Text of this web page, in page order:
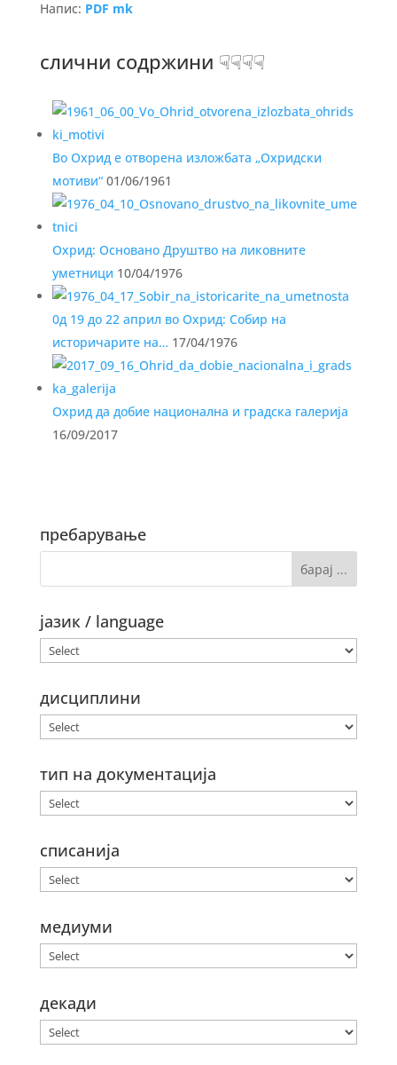
Напис: PDF mk
слични содржини ☟☟☟☟
Во Охрид е отворена изложбата „Охридски
мотиви“01/06/1961
Охрид: Основано Друштво на ликовните
уметници 10/04/1976
0д 19 до 22 април во Охрид: Собир на
историчарите на… 17/04/1976
Охрид да добие национална и градска галерија
16/09/2017
пребарување
јазик / language
дисциплини
тип на документација
списанија
медиуми
декади